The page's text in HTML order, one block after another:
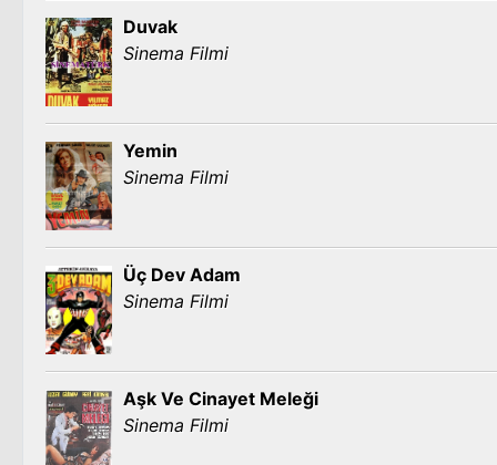
Duvak
Sinema Filmi
Yemin
Sinema Filmi
Üç Dev Adam
Sinema Filmi
Aşk Ve Cinayet Meleği
Sinema Filmi